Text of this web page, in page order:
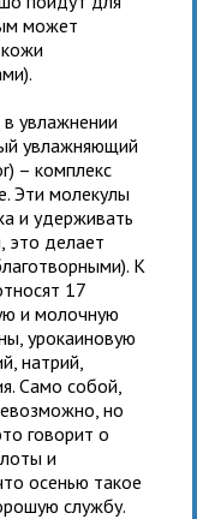
может
увлажнении
увлажняющий
– комплекс
Эти молекулы
и удерживать
это делает
К
17
и молочную
урокаиновую
натрий,
Само собой,
но
говорит о
и
осенью такое
службу.